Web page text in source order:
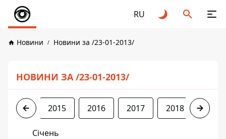
RU
Новини Новини за /23-01-2013/
НОВИНИ ЗА /23-01-2013/
2013 2015 2016 2017 2018 2019
Січень